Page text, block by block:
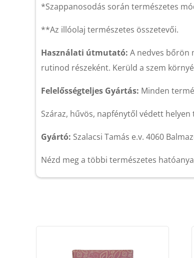
*Szappanosodás során természetes
**Az illóolaj természetes összetevői.
Használati útmutató: A nedves bőrön
rutinod részeként. Kerüld a szem
Felelősségteljes Gyártás: Minden
Száraz, hűvös, napfénytől védett
Gyártó: Szalacsi Tamás e.v. 4060
Nézd meg a többi természetes